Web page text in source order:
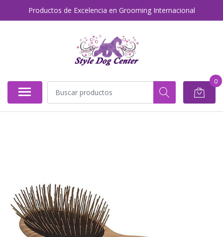
Productos de Excelencia en Grooming Internacional
0